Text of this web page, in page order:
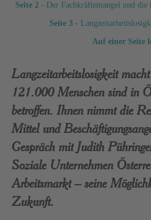
Seite 2- Der Fachkräftemangel und die
Seite 3-
Auf einer Seite
Langzeitarbeitslosigkeit
121.000 Menschen sind in
betroffen. Ihnen nimmt die
Mittel und
Gespräch mit Judith
Soziale Unternehmen
Arbeitsmarkt – seine
Zukunft.